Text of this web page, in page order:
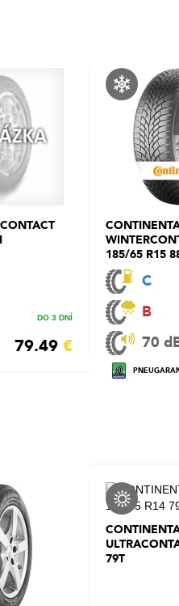
DO 3 DNÍ
79.49 €
185/65 R15
C
B
70
79T